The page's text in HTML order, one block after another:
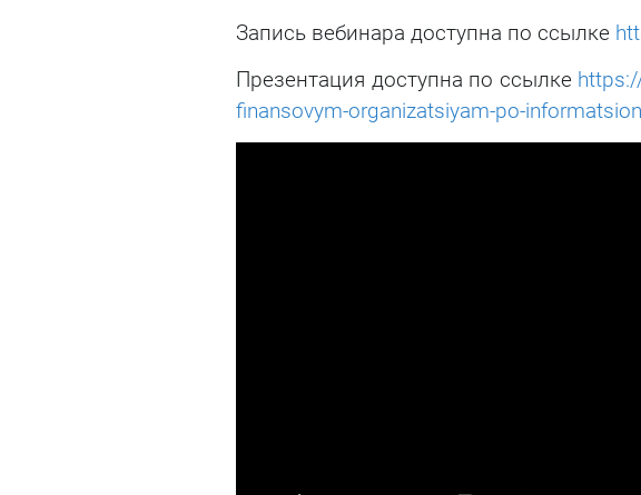
Запись вебинара доступна по ссылке
Презентация доступна по ссылке
finansovym-organizatsiyam-po-